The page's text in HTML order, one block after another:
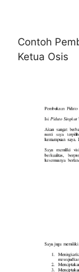
Contoh
Ketua Osis